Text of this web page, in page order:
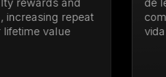
recurrentes y aumentar
del cliente en un 71.88%